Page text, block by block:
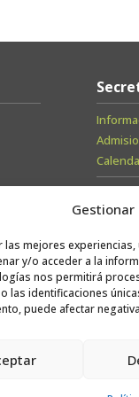
las mejores
y/o acceder a la
nos permitirá
las identificaciones
puede afectar